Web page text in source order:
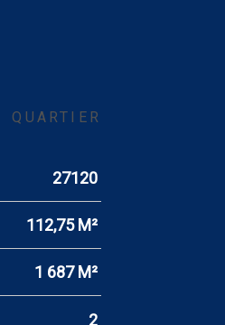
QUARTIER
27120
112,75 M²
1 687 M²
2